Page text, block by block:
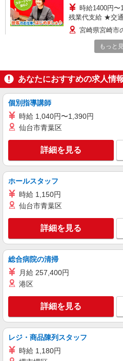
時給1400円
残業代支給 ★交通
+゜・。○。・゜+
万円支給(規定有) お友達を紹介頂くと, インセンテ
ィブ支給(規定有) ★月2回払い・週払い可能（規程
有）★ ゜・。○。
宮崎県宮崎市
紹介予定派遣
株式会社シエロ
携帯販売スタ
時給1400円
残業代支給 ★交通
+゜・。○。・゜
万円支給(規定有) お友達を紹介頂くと, インセンテ
ィブ支給(規定有) ★月2回払い・週払い可能（規程
有）★ ゜・。○。
キープ
紹介予定派遣
株式会社シエロ
月給231500
る） ※上記金額に
算 ・賞与あり・
10h/月）・地域
援金（4000円/月
ブあり ★交通費別途
○。・゜+゜・。○
給(規定有) ゜・
宮崎県宮崎市
キープ
派遣社員
大人気のApple
時給1400円
（規定あり） ゜+゜・。○。・゜+゜・。○。・゜
+゜ 入社祝い金10万円
頂くと, インセンテ
い・週払い可能
宮崎県宮崎市
もっと
あなたにおすすめの求人情
個別指導講師
時給 1,040円〜1,390円
仙台市青葉区
詳細を見る
ホールスタッフ
時給 1,150円
仙台市青葉区
詳細を見る
総合病院の清掃
月給 257,400円
港区
詳細を見る
レジ・商品陳列スタッフ
時給 1,180円